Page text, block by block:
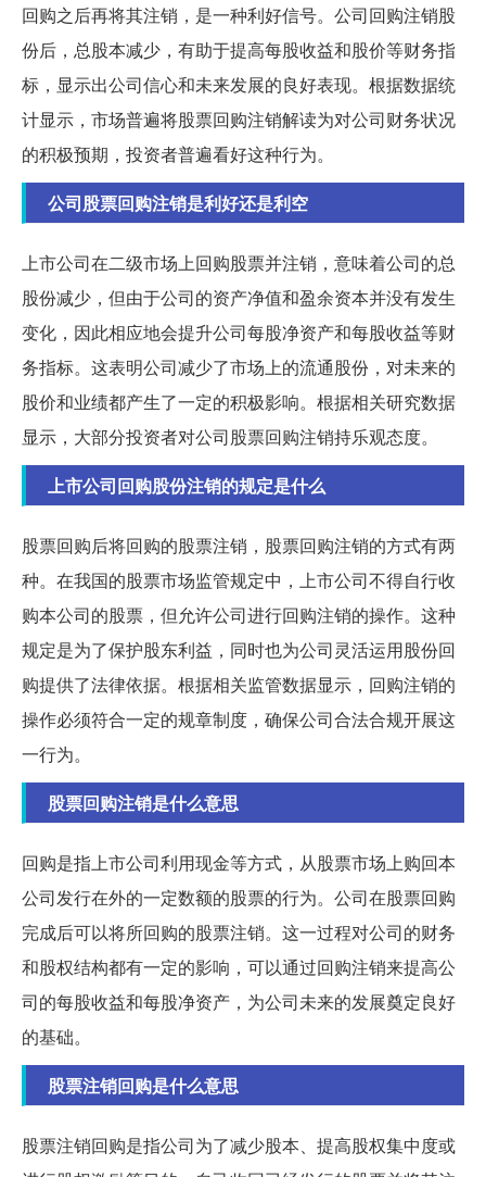
回购之后再将其注销，是一种利好信号。公司回购注销股
份后，总股本减少，有助于提高每股收益和股价等财务指
标，显示出公司信心和未来发展的良好表现。根据数据统
计显示，市场普遍将股票回购注销解读为对公司财务状况
的积极预期，投资者普遍看好这种行为。
公司股票回购注销是利好还是利空
上市公司在二级市场上回购股票并注销，意味着公司的总
股份减少，但由于公司的资产净值和盈余资本并没有发生
变化，因此相应地会提升公司每股净资产和每股收益等财
务指标。这表明公司减少了市场上的流通股份，对未来的
股价和业绩都产生了一定的积极影响。根据相关研究数据
显示，大部分投资者对公司股票回购注销持乐观态度。
上市公司回购股份注销的规定是什么
股票回购后将回购的股票注销，股票回购注销的方式有两
种。在我国的股票市场监管规定中，上市公司不得自行收
购本公司的股票，但允许公司进行回购注销的操作。这种
规定是为了保护股东利益，同时也为公司灵活运用股份回
购提供了法律依据。根据相关监管数据显示，回购注销的
操作必须符合一定的规章制度，确保公司合法合规开展这
一行为。
股票回购注销是什么意思
回购是指上市公司利用现金等方式，从股票市场上购回本
公司发行在外的一定数额的股票的行为。公司在股票回购
完成后可以将所回购的股票注销。这一过程对公司的财务
和股权结构都有一定的影响，可以通过回购注销来提高公
司的每股收益和每股净资产，为公司未来的发展奠定良好
的基础。
股票注销回购是什么意思
股票注销回购是指公司为了减少股本、提高股权集中度或